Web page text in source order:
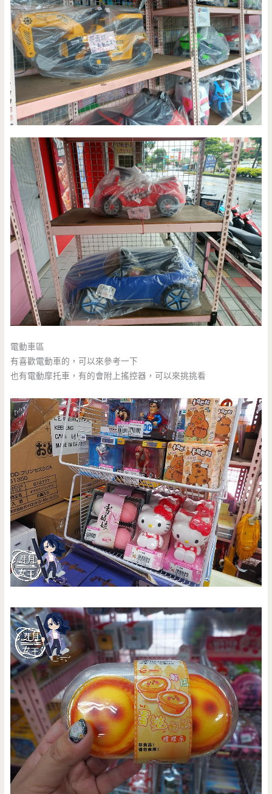
電動車區
有喜歡電動車的，可以來參考一下
也有電動摩托車，有的會附上搖控器，可以來挑挑看